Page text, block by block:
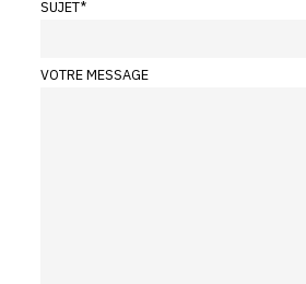
SUJET*
VOTRE MESSAGE